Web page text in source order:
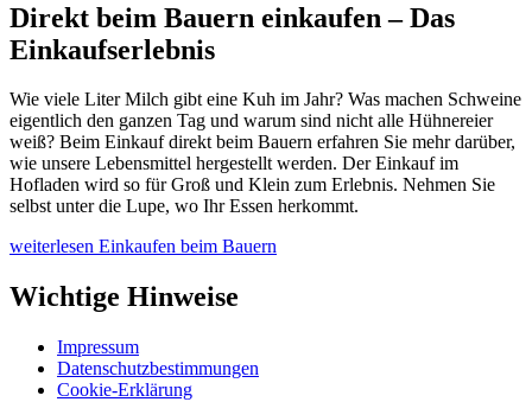
Direkt beim Bauern einkaufen – Das
Einkaufserlebnis
Wie viele Liter Milch gibt eine Kuh im Jahr? Was machen Schweine
eigentlich den ganzen Tag und warum sind nicht alle Hühnereier
weiß? Beim Einkauf direkt beim Bauern erfahren Sie mehr darüber,
wie unsere Lebensmittel hergestellt werden. Der Einkauf im
Hofladen wird so für Groß und Klein zum Erlebnis. Nehmen Sie
selbst unter die Lupe, wo Ihr Essen herkommt.
weiterlesen Einkaufen beim Bauern
Wichtige Hinweise
Impressum
Datenschutzbestimmungen
Cookie-Erklärung